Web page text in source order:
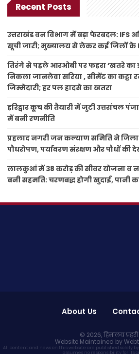
Recent Posts
उत्तराखंड वन विभाग में बड़ा फेरबदल: IFS
सूची जारी; मुख्यालय से लेकर कई जिलों के
तिरंगे से पहले आरओबी पर फहरा ‘खतरे का
निकला जानलेवा सरिया , सीमेंट का कट्टा
जिम्मेदारी; हर पल हादसे का खतरा
हरिद्वार कूच की तैयारी में जुटी उत्तरांचल
में बनी रणनीति
प्रहलाद नगरी जन कल्याण समिति ने जिला
पौधरोपण, पर्यावरण संरक्षण और पौधों
लालकुआं में 38 करोड़ की सीवर योजना व
बनी सहमति: चरणबद्ध होगी खुदाई, पानी
About Us
© 2026,हिमालय प्रहरी
Website Maintained by
All content and news on this website are published solely
assumes no responsibility for its